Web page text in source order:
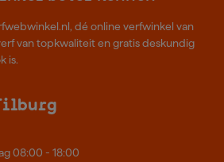
dé online verfwinkel van
van topkwaliteit en gratis deskundig
is.
08:00 - 18:00